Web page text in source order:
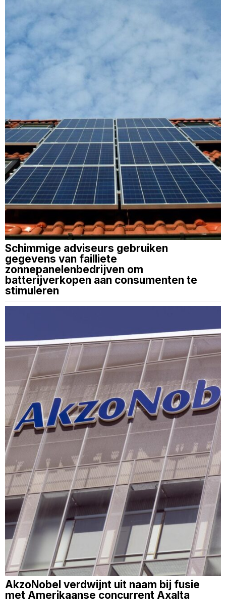
Schimmige adviseurs gebruiken
gegevens van failliete
zonnepanelenbedrijven om
batterijverkopen aan consumenten te
stimuleren
AkzoNobel verdwijnt uit naam bij fusie
met Amerikaanse concurrent Axalta